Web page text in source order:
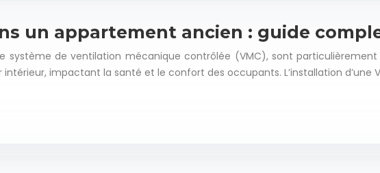
un appartement ancien : guide
système de ventilation mécanique contrôlée (VMC), sont particulièrement
impactant la santé et le confort des occupants. L’installation d’une